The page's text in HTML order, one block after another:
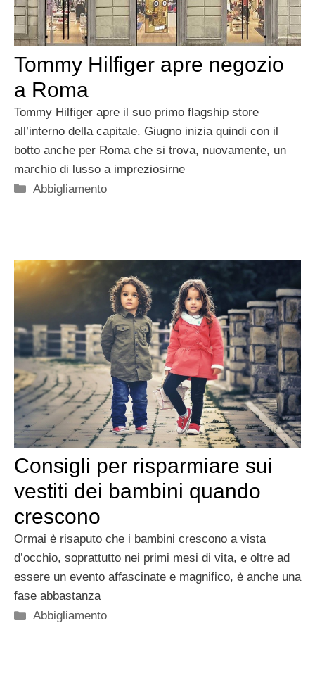
Tommy Hilfiger apre negozio
a Roma
Tommy Hilfiger apre il suo primo flagship store
all’interno della capitale. Giugno inizia quindi con il
botto anche per Roma che si trova, nuovamente, un
marchio di lusso a impreziosirne
Categorie
Abbigliamento
Consigli per risparmiare sui
vestiti dei bambini quando
crescono
Ormai è risaputo che i bambini crescono a vista
d’occhio, soprattutto nei primi mesi di vita, e oltre ad
essere un evento affascinate e magnifico, è anche una
fase abbastanza
Categorie
Abbigliamento